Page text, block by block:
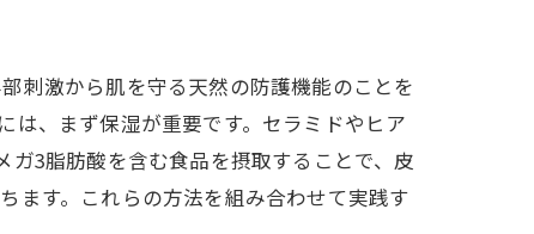
刺激から肌を守る天然の防護機能のことを
は、まず保湿が重要です。セラミドやヒア
3脂肪酸を含む食品を摂取することで、皮
ます。これらの方法を組み合わせて実践す